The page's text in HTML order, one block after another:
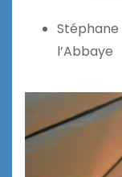
Stéphane
l’Abbaye